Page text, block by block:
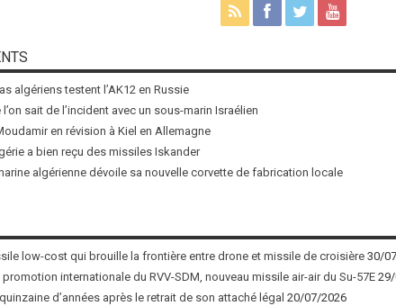
algériens testent l’AK12 en Russie
l’on sait de l’incident avec un sous-marin Israélien
en révision à Kiel en Allemagne
a bien reçu des missiles Iskander
algérienne dévoile sa nouvelle corvette de fabrication locale
low-cost qui brouille la frontière entre drone et missile de croisière 30/
internationale du RVV-SDM, nouveau missile air-air du Su-57E
d’années après le retrait de son attaché légal 20/07/2026